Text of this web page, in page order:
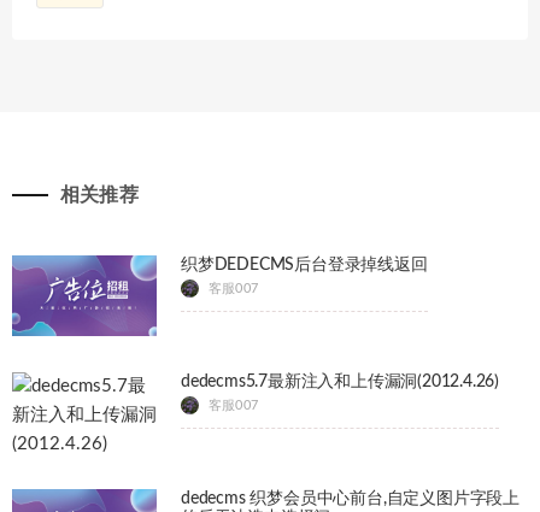
相关推荐
织梦DEDECMS后台登录掉线返回
客服007
dedecms5.7最新注入和上传漏洞(2012.4.26)
客服007
dedecms 织梦会员中心前台,自定义图片字段上